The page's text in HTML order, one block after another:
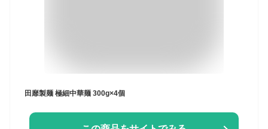
田靡製麺 極細中華麺 300g×4個